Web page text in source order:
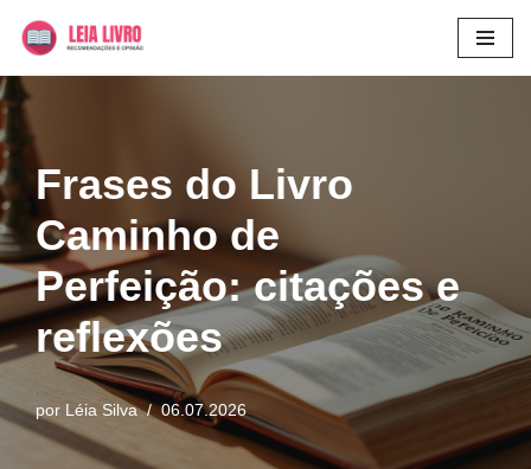
para
o
Frases do Livro
Caminho de
Perfeição: citações e
reflexões
por Léia Silva 06.07.2026